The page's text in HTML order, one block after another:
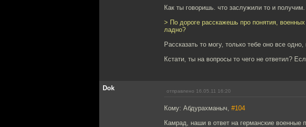
Как ты говоришь. что заслужили то и
> По дороге расскажешь про понятия,
ладно?
Рассказать то могу, только тебе оно все одно,
Кстати, ты на вопросы то чего не ответил?
Dok отправлено 16.05.11 16:20
Кому: Абдурахманыч, #104
Камрад, наши в ответ на германские военные